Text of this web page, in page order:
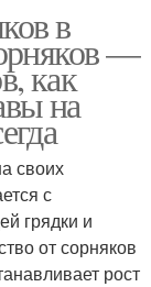
в
—
как
на
своих
с
грядки и
от сорняков
рост